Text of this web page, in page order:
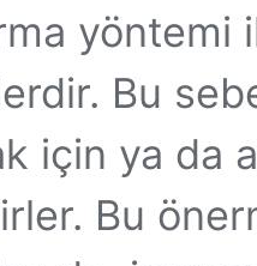
yöntemi
Bu
için ya da
Bu